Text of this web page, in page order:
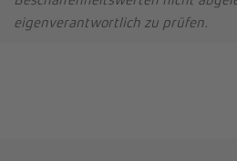
eigenverantwortlich zu prüfen.